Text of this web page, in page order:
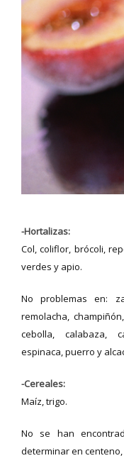
-Hortalizas:
Col, coliflor, brócoli,
verdes y apio.
No problemas en:
remolacha,
cebolla, calabaza,
espinaca, puerro y
-Cereales:
Maíz, trigo.
No se han
determinar en